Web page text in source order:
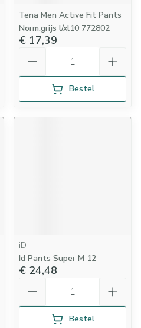
Tena Men Active Fit Pants
Norm.grijs l/xl10 772802
€ 17,39
Bestel
iD
Id Pants Super M 12
€ 24,48
Bestel